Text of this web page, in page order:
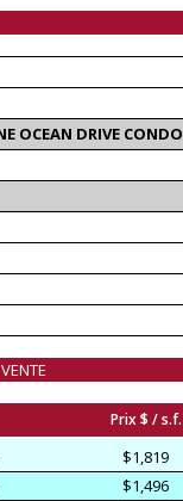
OCEAN DRIVE CONDO
Prix $ / s.f.
$1,819
$1,496